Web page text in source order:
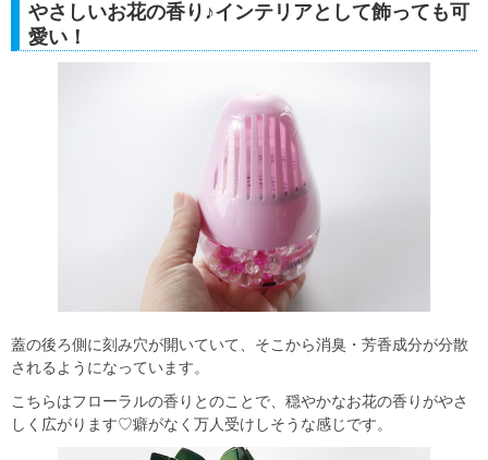
やさしいお花の香り♪インテリアとして飾っても可
愛い！
蓋の後ろ側に刻み穴が開いていて、そこから消臭・芳香成分が分散
されるようになっています。
こちらはフローラルの香りとのことで、穏やかなお花の香りがやさ
しく広がります♡癖がなく万人受けしそうな感じです。